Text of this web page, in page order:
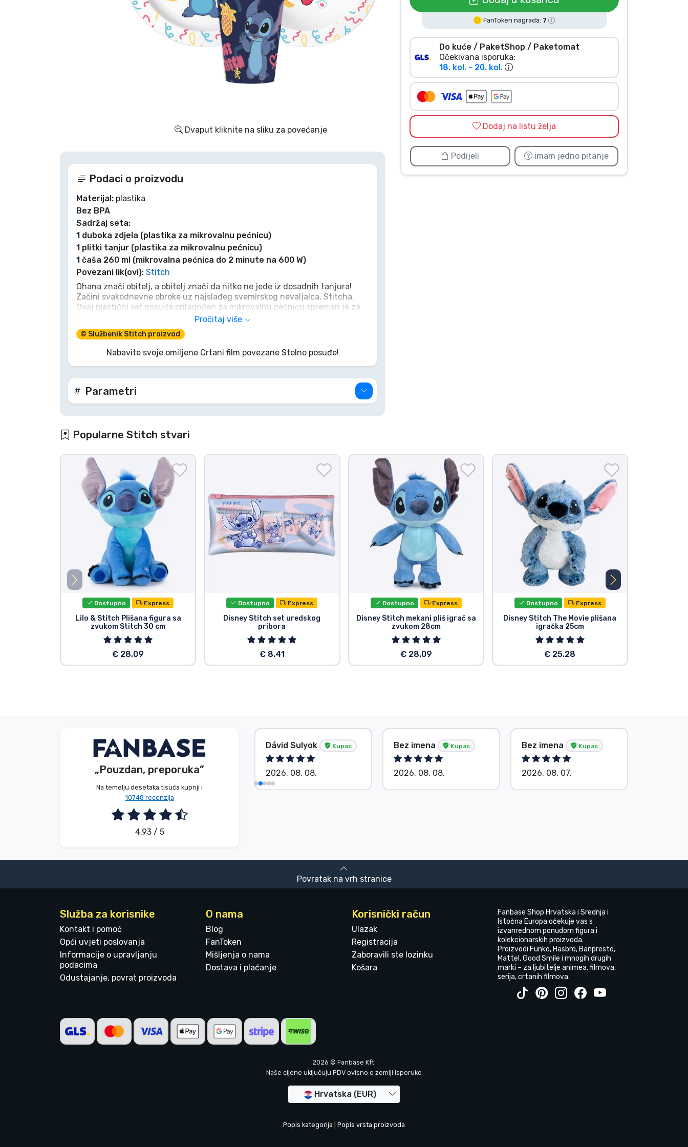
Dvaput kliknite na sliku za povećanje
FanToken nagrada: 7
Do kuće / PaketShop / Paketomat
Očekivana isporuka:
18. kol. - 20. kol.
Dodaj na listu želja
Podijeli imam jedno pitanje
Podaci o proizvodu
Materijal: plastika
Bez BPA
Sadržaj seta:
1 duboka zdjela (plastika za mikrovalnu pećnicu)
1 plitki tanjur (plastika za mikrovalnu pećnicu)
1 čaša 260 ml (mikrovalna pećnica do 2 minute na 600 W)
Povezani lik(ovi): Stitch
Ohana znači obitelj, a obitelj znači da nitko ne jede iz dosadnih tanjura!
Začini svakodnevne obroke uz najslađeg svemirskog nevaljalca, Stitcha.
Ovaj plastični set posuđa prilagođen za mikrovalnu pećnicu spreman je za
kozmičke avanture i najfinije zalogaje. Bilo da se radi o tropskoj voćnoj
salati ili obilnoj užini, Eksperiment 626 jamči veselu atmosferu za stolom.
Lagan je, izdržljiv i baš onako divlji poput tebe! Pridruži se Stitchu na
svemirskoj gozbi, jer jelo nikada nije bilo ovako zabavno! Aloha!
Pročitaj više
© Službenik Stitch proizvod
Nabavite svoje omiljene Crtani film povezane Stolno posuđe!
Parametri
Popularne Stitch stvari
Dostupno Express
Lilo & Stitch Plišana figura sa
zvukom Stitch 30 cm
€ 28.09
Dostupno Express
Disney Stitch set uredskog
pribora
€ 8.41
Dostupno Express
Disney Stitch mekani pliš igrač sa
zvukom 28cm
€ 28.09
Dostupno Express
Disney Stitch The Movie plišana
igračka 25cm
€ 25.28
„Pouzdan, preporuka”
Na temelju desetaka tisuća kupnji i
10748 recenzija
4.93 / 5
Bez imena Kupac
2026. 08. 08.
Dávid Sulyok Kupac
2026. 08. 08.
Bez imena Kupac
2026. 08. 08.
Bez imena Kupac
2026. 08. 07.
Povratak na vrh stranice
Služba za korisnike
Kontakt i pomoć
Opći uvjeti poslovanja
Informacije o upravljanju
podacima
Odustajanje, povrat proizvoda
O nama
Blog
FanToken
Mišljenja o nama
Dostava i plaćanje
Korisnički račun
Ulazak
Registracija
Zaboravili ste lozinku
Košara
Fanbase Shop Hrvatska i Srednja i
Istočna Europa očekuje vas s
izvanrednom ponudom figura i
kolekcionarskih proizvoda.
Proizvodi Funko, Hasbro, Banpresto,
Mattel, Good Smile i mnogih drugih
marki – za ljubitelje animea, filmova,
serija, crtanih filmova.
2026 © Fanbase Kft.
Naše cijene uključuju PDV ovisno o zemlji isporuke
Hrvatska (EUR)
Popis kategorija Popis vrsta proizvoda
Sportski proizvodi
Vrste proizvoda